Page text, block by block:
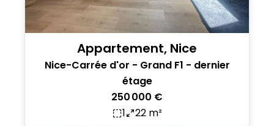
Appartement, Nice
Nice-Carrée d'or - Grand F1 - dernier
étage
250 000 €
1
22 m²